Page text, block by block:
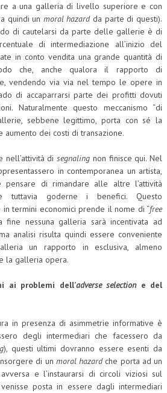
a una galleria di livello superiore e con
quindi un moral hazardda parte di questi).
di cautelarsi da parte delle gallerie è di
di intermediazione all’inizio del
in conto vendita una grande quantità di
che, anche qualora il rapporto di
vendendo via via nel tempo le opere in
di accaparrarsi parte dei profitti dovuti
Naturalmente questo meccanismo “di
sebbene legittimo, porta con sé la
aumento dei costi di transazione.
nell’attività disegnaling non finisce qui. Nel
in contemporanea un artista,
di rimandare alle altre l’attività
tuttavia goderne i benefici. Questo
termini economici prende il nome di “free
fine nessuna galleria sarà incentivata ad
analisi risulta quindi essere conveniente
un rapporto in esclusiva, almeno
la galleria opera.
ai problemi dell’adverse selectione del
in presenza di asimmetrie informative è
degli intermediari che facessero da
), questi ultimi dovranno essere esenti da
di un moral hazardche porta ad un
e l’instaurarsi di circoli viziosi sul
posta in essere dagli intermediari